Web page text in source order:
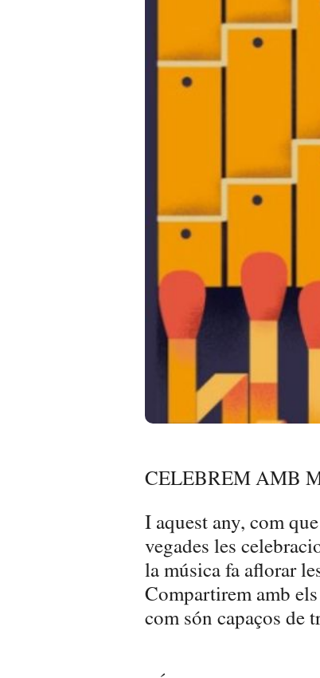
CELEBREM AMB
I aquest any, com
vegades les
la música fa aflorar
Compartirem amb
com són capaços de